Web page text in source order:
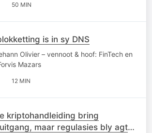
50 MIN
is in sy DNS
Olivier – vennoot & hoof: FinTech en
Mazars
12 MIN
kriptohandleiding bring
maar regulasies bly agter